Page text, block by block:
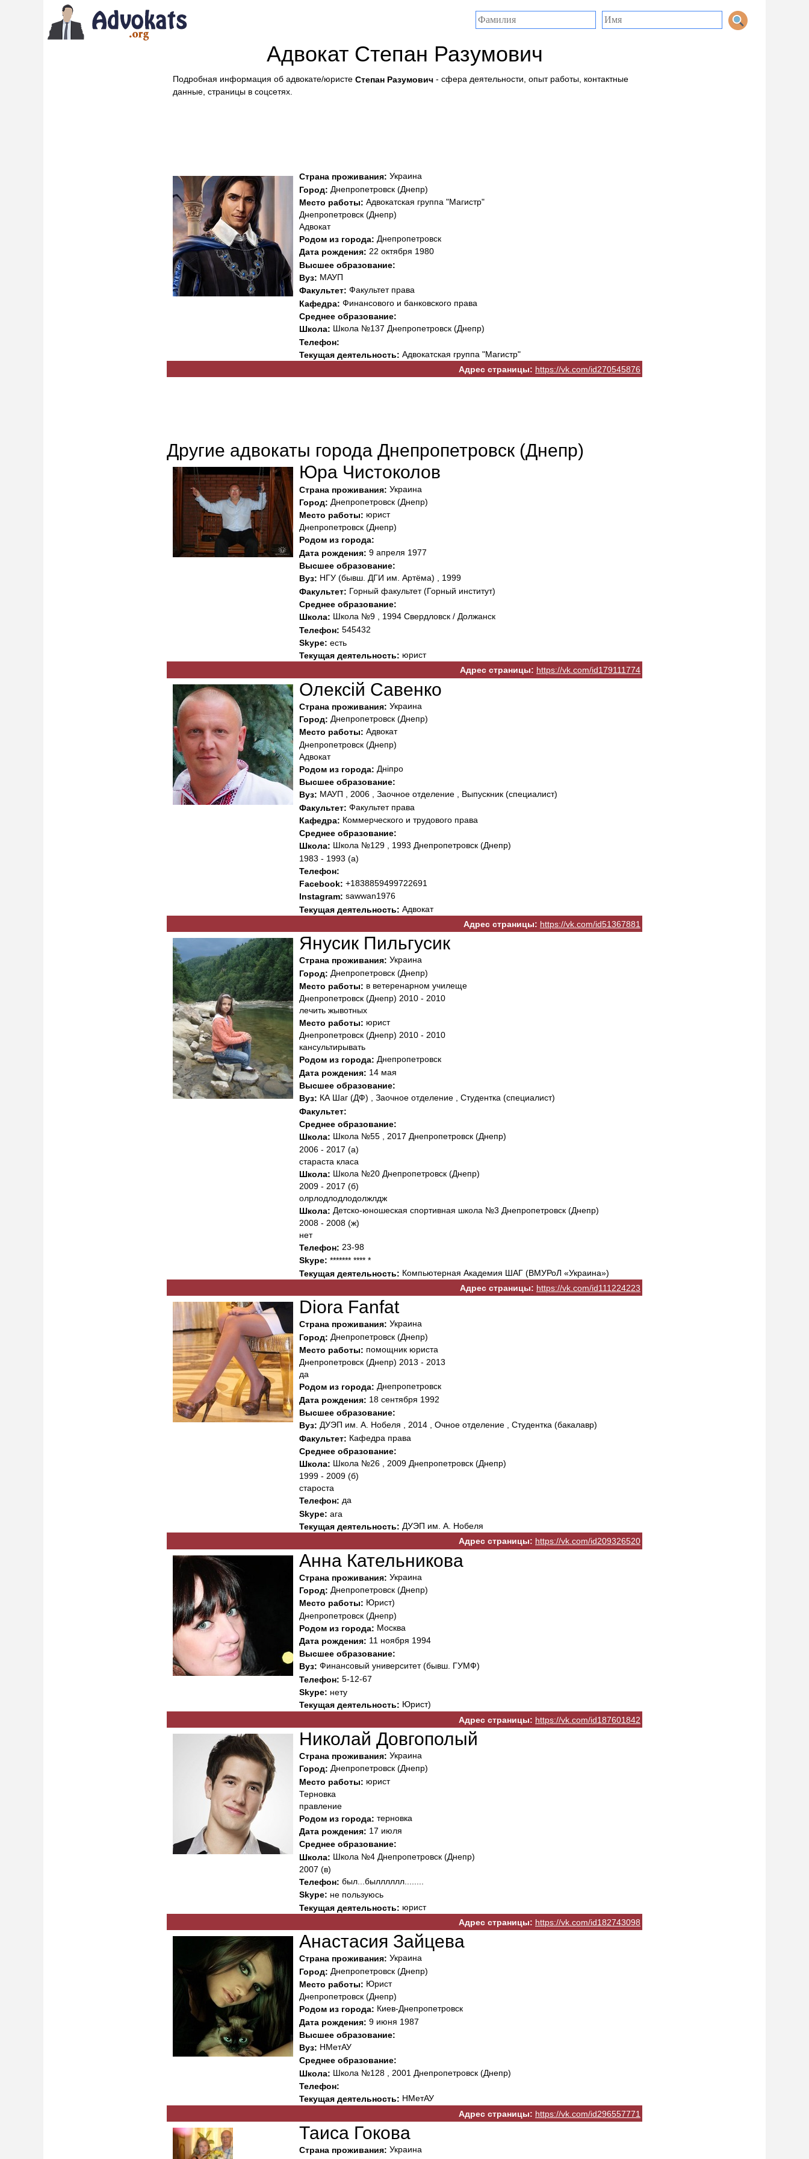
Адвокат Степан Разумович
Подробная информация об адвокате/юристе Степан Разумович - сфера деятельности, опыт работы, контактные
данные, страницы в соцсетях.
Страна проживания: Украина
Город: Днепропетровск (Днепр)
Место работы: Адвокатская группа "Магистр"
Днепропетровск (Днепр)
Адвокат
Родом из города: Днепропетровск
Дата рождения: 22 октября 1980
Высшее образование:
Вуз: МАУП
Факультет: Факультет права
Кафедра: Финансового и банковского права
Среднее образование:
Школа: Школа №137 Днепропетровск (Днепр)
Телефон:
Текущая деятельность: Адвокатская группа "Магистр"
Адрес страницы: https://vk.com/id270545876
Другие адвокаты города Днепропетровск (Днепр)
Юра Чистоколов
Страна проживания: Украина
Город: Днепропетровск (Днепр)
Место работы: юрист
Днепропетровск (Днепр)
Родом из города:
Дата рождения: 9 апреля 1977
Высшее образование:
Вуз: НГУ (бывш. ДГИ им. Артёма) , 1999
Факультет: Горный факультет (Горный институт)
Среднее образование:
Школа: Школа №9 , 1994 Свердловск / Должанск
Телефон: 545432
Skype: есть
Текущая деятельность: юрист
Адрес страницы: https://vk.com/id179111774
Олексій Савенко
Страна проживания: Украина
Город: Днепропетровск (Днепр)
Место работы: Адвокат
Днепропетровск (Днепр)
Адвокат
Родом из города: Дніпро
Высшее образование:
Вуз: МАУП , 2006 , Заочное отделение , Выпускник (специалист)
Факультет: Факультет права
Кафедра: Коммерческого и трудового права
Среднее образование:
Школа: Школа №129 , 1993 Днепропетровск (Днепр)
1983 - 1993 (а)
Телефон:
Facebook: +1838859499722691
Instagram: sawwan1976
Текущая деятельность: Адвокат
Адрес страницы: https://vk.com/id51367881
Янусик Пильгусик
Страна проживания: Украина
Город: Днепропетровск (Днепр)
Место работы: в ветеренарном училеще
Днепропетровск (Днепр) 2010 - 2010
лечить жывотных
Место работы: юрист
Днепропетровск (Днепр) 2010 - 2010
кансультирывать
Родом из города: Днепропетровск
Дата рождения: 14 мая
Высшее образование:
Вуз: КА Шаг (ДФ) , Заочное отделение , Студентка (специалист)
Факультет:
Среднее образование:
Школа: Школа №55 , 2017 Днепропетровск (Днепр)
2006 - 2017 (а)
стараста класа
Школа: Школа №20 Днепропетровск (Днепр)
2009 - 2017 (б)
олрлодлодлодолжлдж
Школа: Детско-юношеская спортивная школа №3 Днепропетровск (Днепр)
2008 - 2008 (ж)
нет
Телефон: 23-98
Skype: ******* **** *
Текущая деятельность: Компьютерная Академия ШАГ (ВМУРоЛ «Украина»)
Адрес страницы: https://vk.com/id111224223
Diora Fanfat
Страна проживания: Украина
Город: Днепропетровск (Днепр)
Место работы: помощник юриста
Днепропетровск (Днепр) 2013 - 2013
да
Родом из города: Днепропетровск
Дата рождения: 18 сентября 1992
Высшее образование:
Вуз: ДУЭП им. А. Нобеля , 2014 , Очное отделение , Студентка (бакалавр)
Факультет: Кафедра права
Среднее образование:
Школа: Школа №26 , 2009 Днепропетровск (Днепр)
1999 - 2009 (б)
староста
Телефон: да
Skype: ага
Текущая деятельность: ДУЭП им. А. Нобеля
Адрес страницы: https://vk.com/id209326520
Анна Кательникова
Страна проживания: Украина
Город: Днепропетровск (Днепр)
Место работы: Юрист)
Днепропетровск (Днепр)
Родом из города: Москва
Дата рождения: 11 ноября 1994
Высшее образование:
Вуз: Финансовый университет (бывш. ГУМФ)
Телефон: 5-12-67
Skype: нету
Текущая деятельность: Юрист)
Адрес страницы: https://vk.com/id187601842
Николай Довгополый
Страна проживания: Украина
Город: Днепропетровск (Днепр)
Место работы: юрист
Терновка
правление
Родом из города: терновка
Дата рождения: 17 июля
Среднее образование:
Школа: Школа №4 Днепропетровск (Днепр)
2007 (в)
Телефон: был...былллллл........
Skype: не пользуюсь
Текущая деятельность: юрист
Адрес страницы: https://vk.com/id182743098
Анастасия Зайцева
Страна проживания: Украина
Город: Днепропетровск (Днепр)
Место работы: Юрист
Днепропетровск (Днепр)
Родом из города: Киев-Днепропетровск
Дата рождения: 9 июня 1987
Высшее образование:
Вуз: НМетАУ
Среднее образование:
Школа: Школа №128 , 2001 Днепропетровск (Днепр)
Телефон:
Текущая деятельность: НМетАУ
Адрес страницы: https://vk.com/id296557771
Таиса Гокова
Страна проживания: Украина